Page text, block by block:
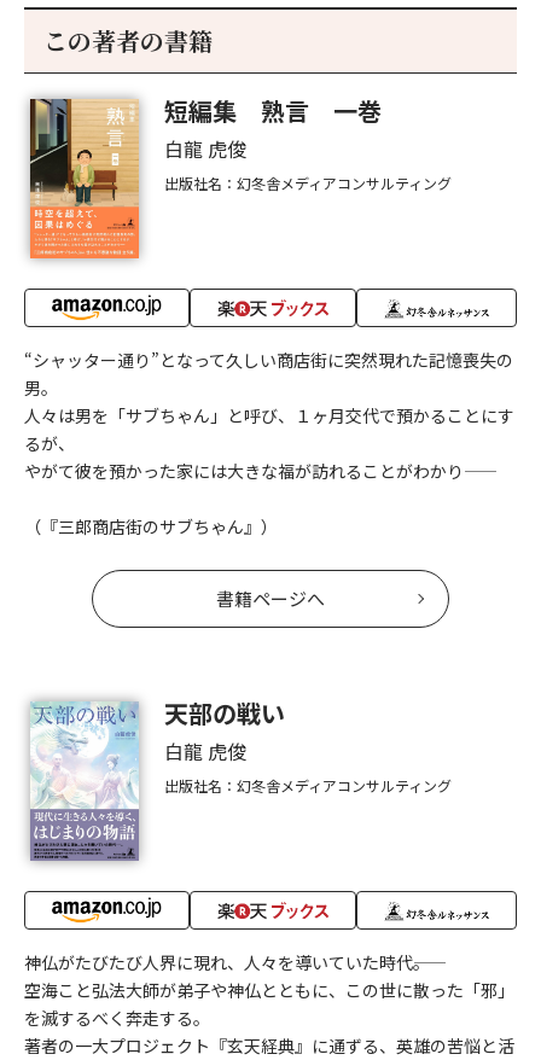
この著者の書籍
短編集 熟言 一巻
白龍 虎俊
出版社名：幻冬舎メディアコンサルティング
“シャッター通り”となって久しい商店街に突然現れた記憶喪失の
男。
人々は男を「サブちゃん」と呼び、１ヶ月交代で預かることにす
るが、
やがて彼を預かった家には大きな福が訪れることがわかり――
（『三郎商店街のサブちゃん』）
書籍ページへ
天部の戦い
白龍 虎俊
出版社名：幻冬舎メディアコンサルティング
神仏がたびたび人界に現れ、人々を導いていた時代――。
空海こと弘法大師が弟子や神仏とともに、この世に散った「邪」
を滅するべく奔走する。
著者の一大プロジェクト『玄天経典』に通ずる、英雄の苦悩と活